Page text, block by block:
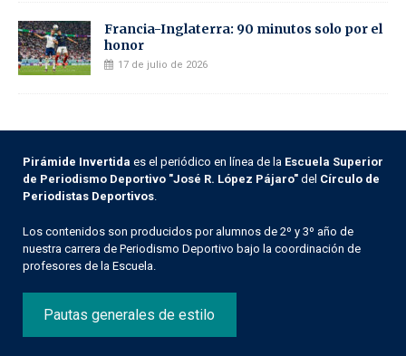
Francia-Inglaterra: 90 minutos solo por el
honor
17 de julio de 2026
Pirámide Invertida es el periódico en línea de la Escuela Superior
de Periodismo Deportivo "José R. López Pájaro" del Círculo de
Periodistas Deportivos
Los contenidos son producidos por alumnos de 2º y 3º año de
nuestra carrera de Periodismo Deportivo bajo la coordinación de
profesores de la Escuela.
Pautas generales de estilo